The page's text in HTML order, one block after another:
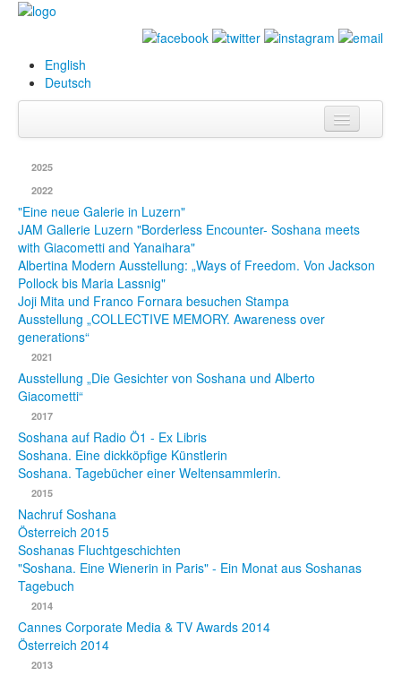
English
Deutsch
Bilder
Datenbank
Ausstellungen
& Projekte
Fotos
Publikationen
Sammlungen
2025
2022
"Eine neue Galerie in Luzern"
JAM Gallerie Luzern "Borderless Encounter- Soshana meets
with Giacometti and Yanaihara"
Albertina Modern Ausstellung: „Ways of Freedom. Von Jackson
Pollock bis Maria Lassnig"
Joji Mita und Franco Fornara besuchen Stampa
Ausstellung „COLLECTIVE MEMORY. Awareness over
generations“
2021
Ausstellung „Die Gesichter von Soshana und Alberto
Giacometti“
2017
Soshana auf Radio Ö1 - Ex Libris
Soshana. Eine dickköpfige Künstlerin
Soshana. Tagebücher einer Weltensammlerin.
2015
Nachruf Soshana
Österreich 2015
Soshanas Fluchtgeschichten
"Soshana. Eine Wienerin in Paris" - Ein Monat aus Soshanas
Tagebuch
2014
Cannes Corporate Media & TV Awards 2014
Österreich 2014
2013